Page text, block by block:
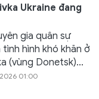
Ukraine đang
gia quân sự
tình hình khó khăn ở
(vùng Donetsk)...
01:00